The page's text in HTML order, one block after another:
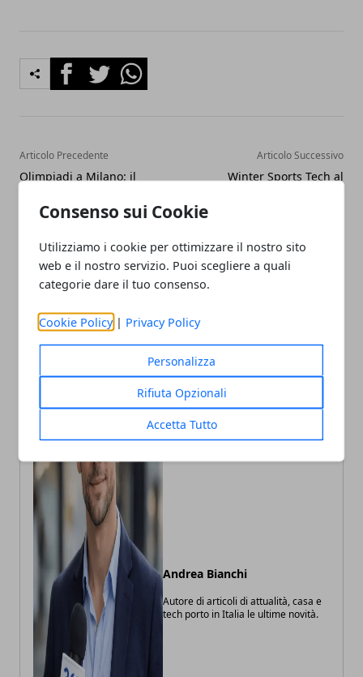
Consenso sui Cookie
Utilizziamo i cookie per ottimizzare il nostro sito
web e il nostro servizio. Puoi scegliere a quali
categorie dare il tuo consenso.
Cookie Policy | Privacy Policy
Personalizza
Rifiuta Opzionali
Accetta Tutto
FacebookTwitterWhatsapp
Articolo Precedente
Olimpiadi a Milano: il
le zone interdette (2–6
Articolo Successivo
Winter Sports Tech al
Cortina 2026
Andrea Bianchi
Autore di articoli di attualità, casa e
tech porto in Italia le ultime novità.